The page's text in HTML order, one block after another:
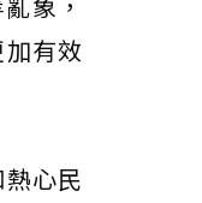
有效
心民